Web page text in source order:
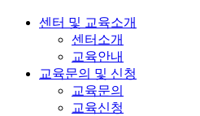
센터 및 교육소개
센터소개
교육안내
교육문의 및 신청
교육문의
교육신청